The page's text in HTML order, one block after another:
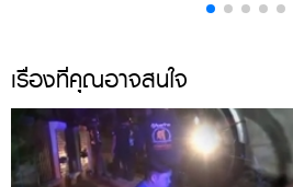
เรื่องที่คุณอาจสนใจ